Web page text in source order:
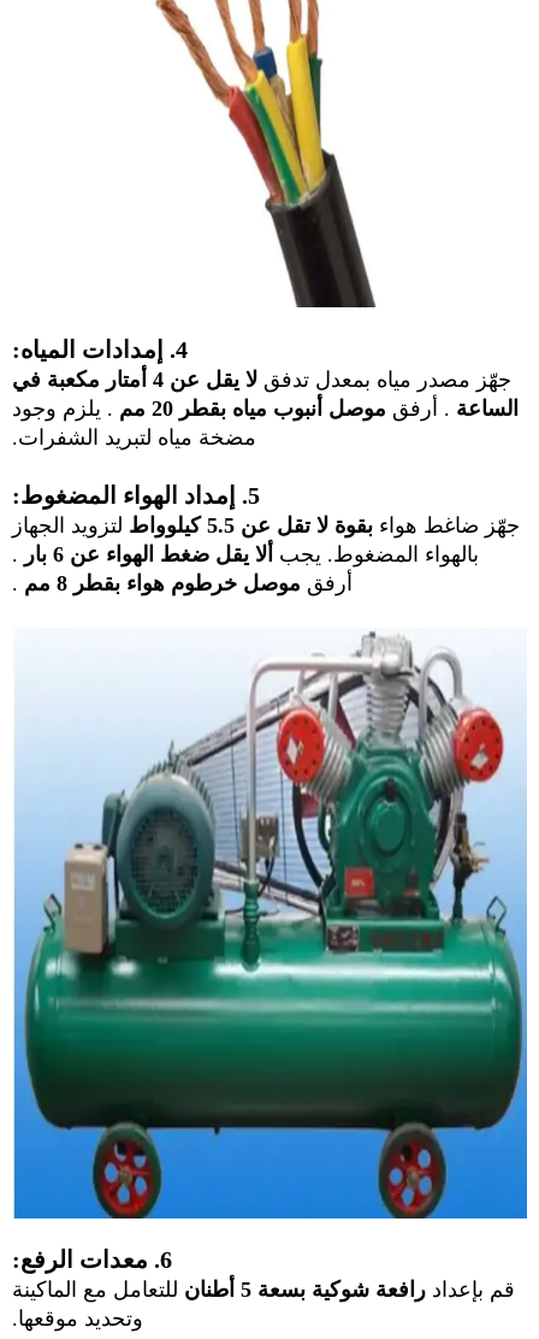
4. إمدادات المياه:
جهّز مصدر مياه بمعدل تدفق
لا يقل عن 4 أمتار مكعبة في
الساعة . أرفق موصل أنبوب مياه بقطر 20 مم
. يلزم وجود
مضخة مياه لتبريد الشفرات.
5. إمداد الهواء المضغوط:
جهّز ضاغط هواء بقوة لا تقل عن 5.5 كيلوواط
لتزويد الجهاز
بالهواء المضغوط. يجب ألا يقل ضغط الهواء عن 6 بار
.
أرفق موصل خرطوم هواء بقطر 8 مم .
6. معدات الرفع:
قم بإعداد رافعة شوكية بسعة 5 أطنان
للتعامل مع الماكينة
وتحديد موقعها.